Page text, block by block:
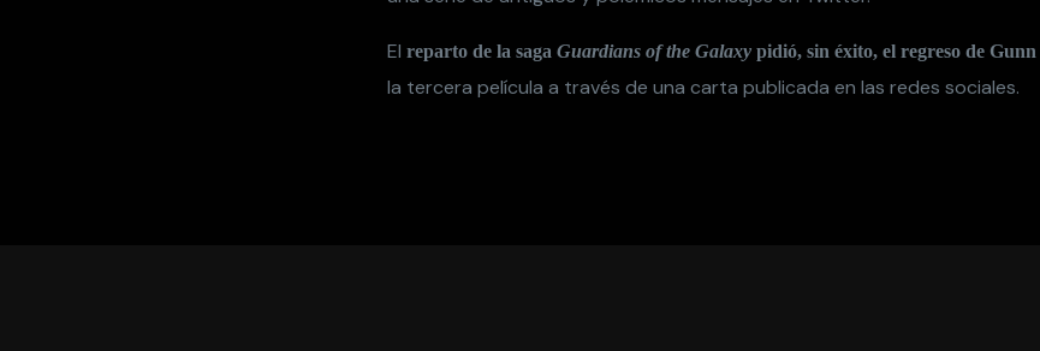
El reparto de la saga Guardians of the Galaxy pidió, sin éxito, el regreso de Gunn
la tercera película a través de una carta publicada en las redes sociales.